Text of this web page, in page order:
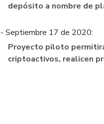
depósito a nombre de
- Septiembre 17 de 2020:
Proyecto piloto
criptoactivos, realicen